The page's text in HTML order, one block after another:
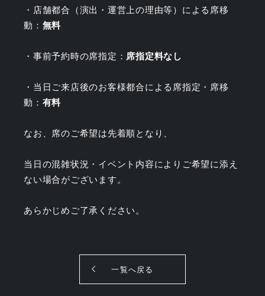
・店舗都合（演出・運営上の理由等）による席移
動： 無料
・事前予約時の席指定： 席指定料なし
・当日ご来店後のお客様都合による席指定・席移
動： 有料
なお、席のご希望は先着順となり、
当日の混雑状況・イベント内容によりご希望に添え
ない場合がございます。
あらかじめご了承ください。
一覧へ戻る